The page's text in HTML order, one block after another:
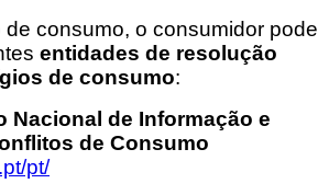
consumo, o consumidor pode
entidades de resolução
de consumo:
Nacional de Informação e
de Consumo
pt/